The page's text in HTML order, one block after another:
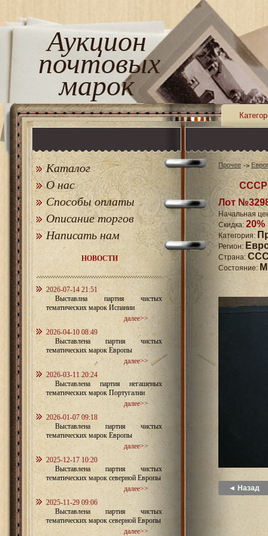
Аукцион
почтовых
марок
Каталог
О нас
Способы оплаты
Описание торгов
Написать нам
НОВОСТИ
2026-07-14 21:51
Выставлна партия чистых
тематических марок Испании
далее>>
2026-04-10 08:49
Выставлена партия чистых
тематических марок Европы
далее>>
2026-03-11 20:24
Выставлена партия негашеных
тематических марок Португалии
далее>>
2026-01-07 09:18
Выставлена партия чистых
тематических марок Европы
далее>>
2025-12-17 10:20
Выставлена партия чистых
тематических марок северной Европы
далее>>
2025-11-29 09:06
Выставлена партия чистых
тематических марок северной Европы
далее>>
Прочее
СССР
Лот
Начальная
Скидка: 20%
Категория:
Регион:
Страна:
Состояние:
◄ Назад